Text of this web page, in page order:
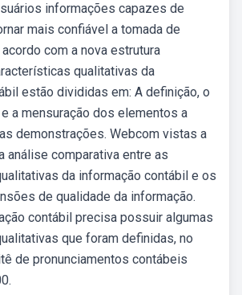
informações capazes de
mais confiável a tomada de
com a nova estrutura
qualitativas da
estão divididas em: A definição, o
a mensuração dos elementos a
demonstrações. Webcom vistas a
análise comparativa entre as
da informação contábil e os
de qualidade da informação.
contábil precisa possuir algumas
que foram definidas, no
de pronunciamentos contábeis